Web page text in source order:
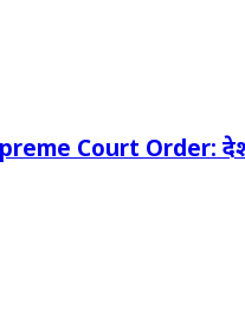
Court Order: